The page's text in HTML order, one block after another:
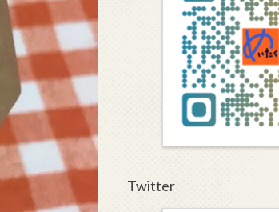
Twitter